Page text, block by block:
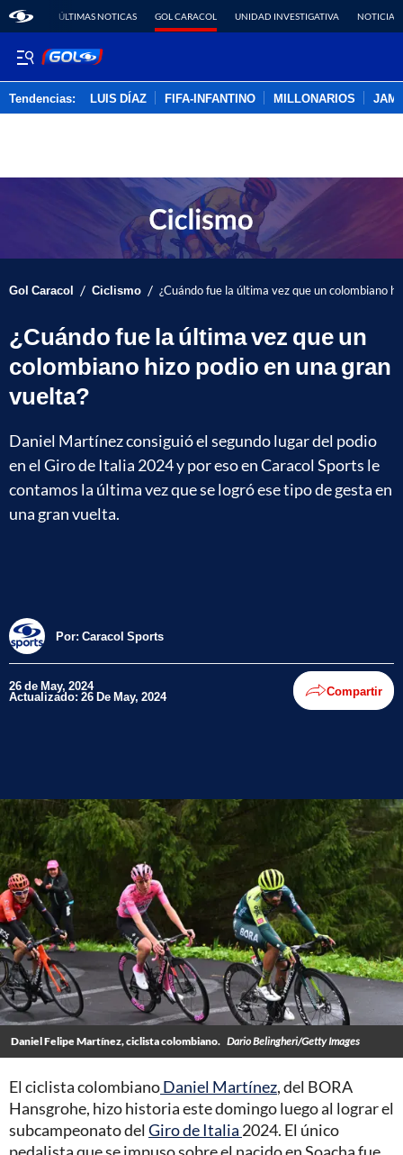
ÚLTIMAS NOTICAS GOL CARACOL UNIDAD INVESTIGATIVA NOTICIAS
Tendencias: LUIS DÍAZ FIFA-INFANTINO MILLONARIOS
Gol Caracol / Ciclismo / ¿Cuándo fue la última vez que un colombiano
¿Cuándo fue la última vez que un
colombiano hizo podio en una gran
vuelta?
Daniel Martínez consiguió el segundo lugar del podio
en el Giro de Italia 2024 y por eso en Caracol Sports le
contamos la última vez que se logró ese tipo de gesta en
una gran vuelta.
Por: Caracol Sports
26 de May, 2024
Actualizado: 26 De May, 2024 Compartir
Daniel Felipe Martínez, ciclista colombiano. Dario Belingheri/Getty Images
El ciclista colombianoDaniel Martínez, del BORA
Hansgrohe, hizo historia este domingo luego al lograr el
subcampeonato del Giro de Italia 2024. El único